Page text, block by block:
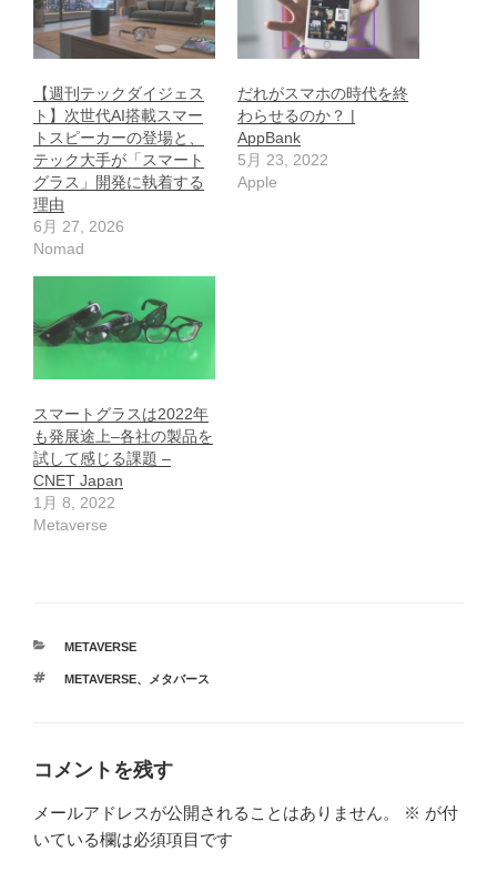
【週刊テックダイジェス
ト】次世代AI搭載スマー
トスピーカーの登場と、
テック大手が「スマート
グラス」開発に執着する
理由
6月 27, 2026
Nomad
だれがスマホの時代を終
わらせるのか？ |
AppBank
5月 23, 2022
Apple
スマートグラスは2022年
も発展途上–各社の製品を
試して感じる課題 –
CNET Japan
1月 8, 2022
Metaverse
カ
ゴ
METAVERSE
タ
METAVERSE、 メタバース
コメントを残す
メールアドレスが公開されることはありません。 ※ が付
いている欄は必須項目です